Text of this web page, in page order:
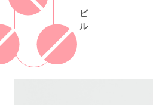
ピ
ル